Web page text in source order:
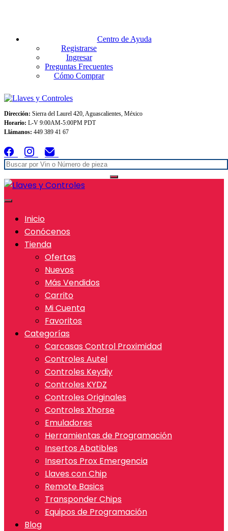
Centro de Ayuda
Registrarse
Ingresar
Preguntas Frecuentes
Cómo Comprar
Dirección: Sierra del Laurel 420, Aguascalientes, México
Horario: L-V 9:00AM-5:00PM PDT
Llámanos: 449 389 41 67
Inicio
Conócenos
Tienda
Ofertas
Nuevos
Más Vendidos
Carrito
Mi Cuenta
Favoritos
Categorías
Carcasas Control Proximidad
Controles Autel
Controles Keydiy
Controles KYDZ
Controles Originales
Controles Xhorse
Emuladores
Herramientas de Programación
Insertos Abatibles
Insertos Prox Emergencia
Llaves con Chip
Remote Basics
Transponder Chips
Equipos de Programación
Blog